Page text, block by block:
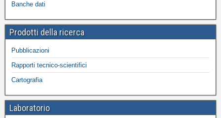
Banche dati
Prodotti della ricerca
Pubblicazioni
Rapporti tecnico-scientifici
Cartografia
Laboratorio